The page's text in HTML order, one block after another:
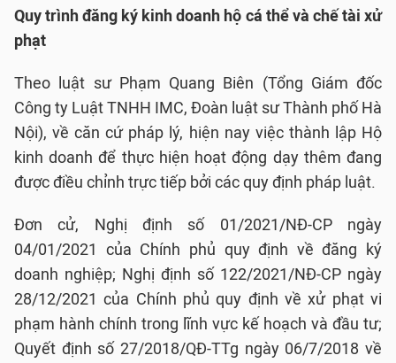
Quy trình đăng ký kinh doanh hộ cá thể và chế tài xử
phạt
Theo luật sư Phạm Quang Biên (Tổng Giám đốc
Công ty Luật TNHH IMC, Đoàn luật sư Thành phố Hà
Nội), về căn cứ pháp lý, hiện nay việc thành lập Hộ
kinh doanh để thực hiện hoạt động dạy thêm đang
được điều chỉnh trực tiếp bởi các quy định pháp luật.
Đơn cử, Nghị định số 01/2021/NĐ-CP ngày
04/01/2021 của Chính phủ quy định về đăng ký
doanh nghiệp; Nghị định số 122/2021/NĐ-CP ngày
28/12/2021 của Chính phủ quy định về xử phạt vi
phạm hành chính trong lĩnh vực kế hoạch và đầu tư;
Quyết định số 27/2018/QĐ-TTg ngày 06/7/2018 về